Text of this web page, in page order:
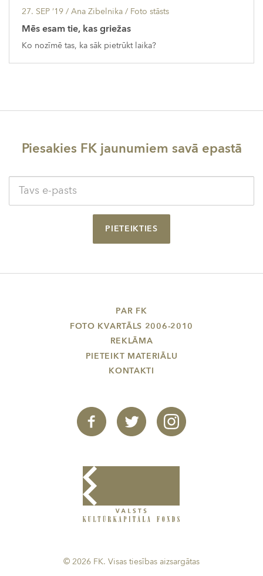
27. SEP ’19 / Ana Zibelnika / Foto stāsts
Mēs esam tie, kas griežas
Ko nozīmē tas, ka sāk pietrūkt laika?
Piesakies FK jaunumiem savā epastā
PIETEIKTIES
PAR FK
FOTO KVARTĀLS 2006-2010
REKLĀMA
PIETEIKT MATERIĀLU
KONTAKTI
© 2026 FK. Visas tiesības aizsargātas